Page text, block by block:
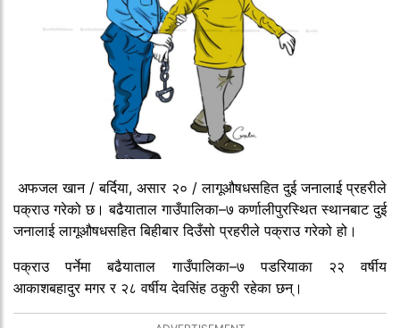
अफजल खान / बर्दिया, असार २० / लागूऔषधसहित दुई जनालाई प्रहरीले
पक्राउ गरेको छ। बढैयाताल गाउँपालिका–७ कर्णालीपुरस्थित स्थानबाट दुई
जनालाई लागूऔषधसहित बिहीबार दिउँसो प्रहरीले पक्राउ गरेको हो।
पक्राउ पर्नेमा बढैयाताल गाउँपालिका–७ पडरियाका २२ वर्षीय
आकाशबहादुर मगर र २८ वर्षीय देवसिंह ठकुरी रहेका छन्।